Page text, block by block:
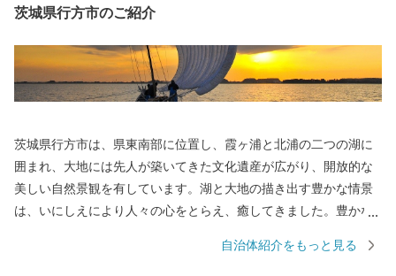
茨城県行方市のご紹介
茨城県行方市は、県東南部に位置し、霞ヶ浦と北浦の二つの湖に
囲まれ、大地には先人が築いてきた文化遺産が広がり、開放的な
美しい自然景観を有しています。湖と大地の描き出す豊かな情景
は、いにしえにより人々の心をとらえ、癒してきました。豊かな
■……………………………………………………… お礼の品・証明
自治体紹介をもっと見る